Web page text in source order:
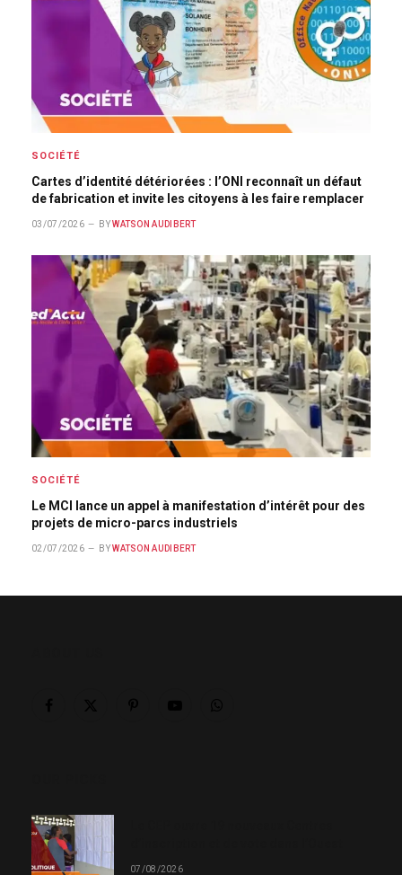
SOCIÉTÉ
Cartes d’identité détériorées : l’ONI reconnaît un défaut
de fabrication et invite les citoyens à les faire remplacer
03/07/2026 BY WATSON AUDIBERT
SOCIÉTÉ
Le MCI lance un appel à manifestation d’intérêt pour des
projets de micro-parcs industriels
02/07/2026 BY WATSON AUDIBERT
07/08/2026